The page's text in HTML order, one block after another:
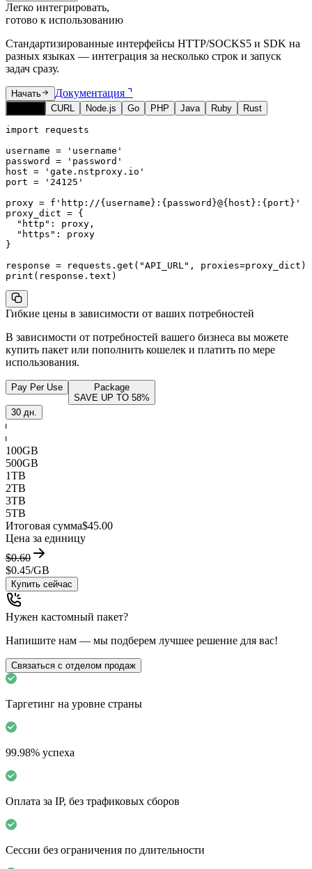
Легко интегрировать,
готово к использованию
Стандартизированные интерфейсы HTTP/SOCKS5 и SDK на
разных языках — интеграция за несколько строк и запуск
задач сразу.
Начать Документация ⌝
CURL Node.js Go PHP Java Ruby Rust
import requests
username = 'username'
password = 'password'
host = 'gate.nstproxy.io'
port = '24125'
proxy = f'http://{username}:{password}@{host}:{port}'
proxy_dict = {
  "http": proxy,
  "https": proxy
}
response = requests.get("API_URL", proxies=proxy_dict)
print(response.text)
Гибкие цены в зависимости от ваших потребностей
В зависимости от потребностей вашего бизнеса вы можете
купить пакет или пополнить кошелек и платить по мере
использования.
Pay Per Use
Package
SAVE UP TO 58%
30 дн.
100GB
500GB
1TB
2TB
3TB
5TB
Итоговая сумма$45.00
Цена за единицу
$0.60
$0.45/GB
Купить сейчас
Нужен кастомный пакет?
Напишите нам — мы подберем лучшее решение для вас!
Связаться с отделом продаж
Таргетинг на уровне страны
99.98% успеха
Оплата за IP, без трафиковых сборов
Сессии без ограничения по длительности